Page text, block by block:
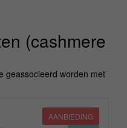
(cashmere
geassocieerd worden met
AANBIEDING